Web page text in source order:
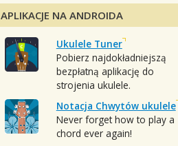
APLIKACJE NA ANDROIDA
Ukulele Tuner
Pobierz najdokładniejszą
bezpłatną aplikację do
strojenia ukulele.
Notacja Chwytów ukulele
Never forget how to play a
chord ever again!